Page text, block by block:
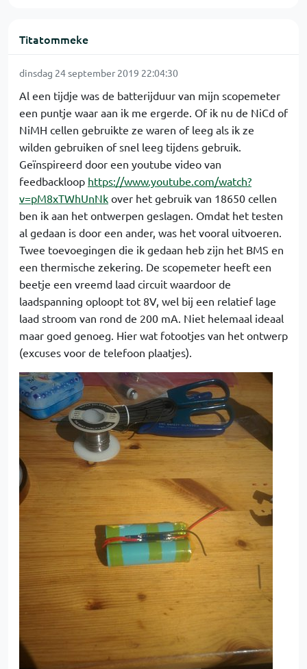
Titatommeke
dinsdag 24 september 2019 22:04:30
Al een tijdje was de batterijduur van mijn scopemeter
een puntje waar aan ik me ergerde. Of ik nu de NiCd of
NiMH cellen gebruikte ze waren of leeg als ik ze
wilden gebruiken of snel leeg tijdens gebruik.
Geïnspireerd door een youtube video van
feedbackloop https://www.youtube.com/watch?
v=pM8xTWhUnNk over het gebruik van 18650 cellen
ben ik aan het ontwerpen geslagen. Omdat het testen
al gedaan is door een ander, was het vooral uitvoeren.
Twee toevoegingen die ik gedaan heb zijn het BMS en
een thermische zekering. De scopemeter heeft een
beetje een vreemd laad circuit waardoor de
laadspanning oploopt tot 8V, wel bij een relatief lage
laad stroom van rond de 200 mA. Niet helemaal ideaal
maar goed genoeg. Hier wat fotootjes van het ontwerp
(excuses voor de telefoon plaatjes).